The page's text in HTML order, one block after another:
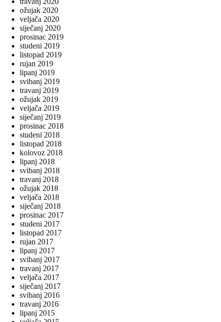
ožujak 2020
veljača 2020
siječanj 2020
prosinac 2019
studeni 2019
listopad 2019
rujan 2019
lipanj 2019
svibanj 2019
travanj 2019
ožujak 2019
veljača 2019
siječanj 2019
prosinac 2018
studeni 2018
listopad 2018
kolovoz 2018
lipanj 2018
svibanj 2018
travanj 2018
ožujak 2018
veljača 2018
siječanj 2018
prosinac 2017
studeni 2017
listopad 2017
rujan 2017
lipanj 2017
svibanj 2017
travanj 2017
veljača 2017
siječanj 2017
svibanj 2016
travanj 2016
lipanj 2015